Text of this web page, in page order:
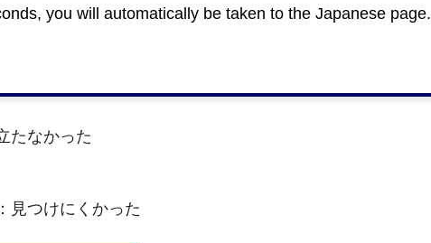
you will automatically be taken to the Japanese page.
なさまのご意見をお聞かせください
たなかった
見つけにくかった